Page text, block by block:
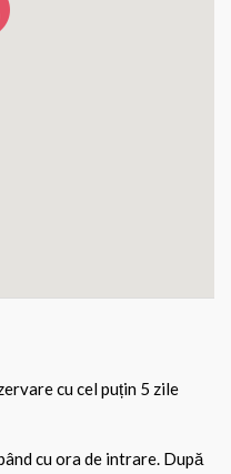
cu cel puțin 5 zile
cu ora de intrare. După